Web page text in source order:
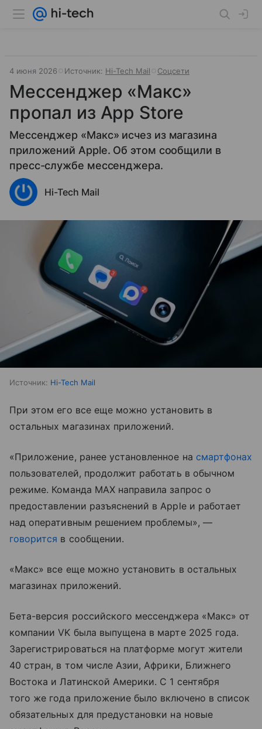
4 июня 2026 Источник: Hi-Tech Mail Соцсети
Мессенджер «Макс»
пропал из App Store
Мессенджер «Макс» исчез из магазина
приложений Apple. Об этом сообщили в
пресс-службе мессенджера.
Hi-Tech Mail
Источник: Hi-Tech Mail
При этом его все еще можно установить в
остальных магазинах приложений.
«Приложение, ранее установленное на смартфонах
пользователей, продолжит работать в обычном
режиме. Команда МАХ направила запрос о
предоставлении разъяснений в Apple и работает
над оперативным решением проблемы», —
говорится в сообщении.
«Макс» все еще можно установить в остальных
магазинах приложений.
Бета-версия российского мессенджера «Макс» от
компании VK была выпущена в марте 2025 года.
Зарегистрироваться на платформе могут жители
40 стран, в том числе Азии, Африки, Ближнего
Востока и Латинской Америки. С 1 сентября
того же года приложение было включено в список
обязательных для предустановки на новые